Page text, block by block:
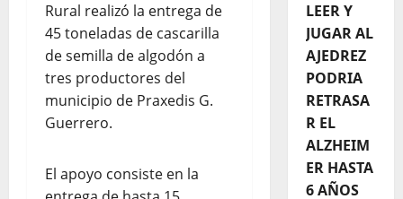
Rural realizó la entrega de
45 toneladas de cascarilla
de semilla de algodón a
tres productores del
municipio de Praxedis G.
Guerrero.
El apoyo consiste en la
LEER Y
JUGAR AL
AJEDREZ
PODRIA
RETRASA
R EL
ALZHEIM
ER HASTA
6 AÑOS